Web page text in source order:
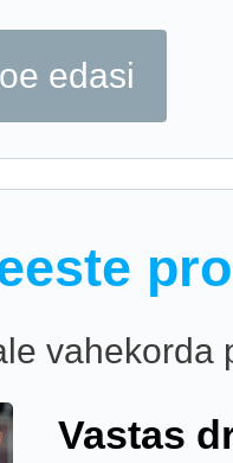
edasi
vahekorda
Vastas